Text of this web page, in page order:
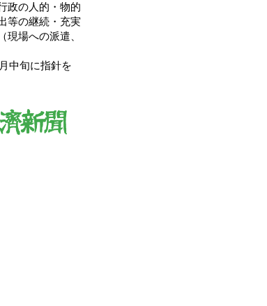
政の人的・物的
等の継続・充実
場への派遣、
中旬に指針を